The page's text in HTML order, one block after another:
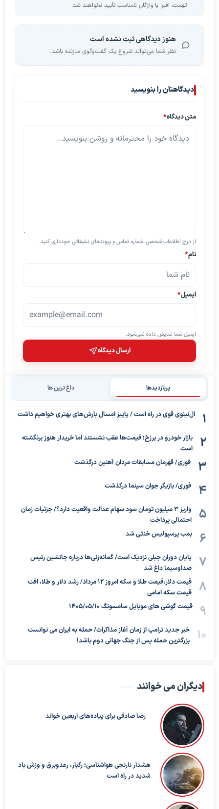
تهمت، افترا یا واژگان نامناسب تأیید نخواهند شد.
هنوز دیدگاهی ثبت نشده است
نظر شما می‌تواند شروع یک گفت‌وگوی سازنده باشد.
دیدگاهتان را بنویسید
متن دیدگاه*
از درج اطلاعات شخصی، شماره تماس و پیوندهای تبلیغاتی خودداری کنید.
نام*
ایمیل*
ایمیل شما نمایش داده نمی‌شود.
ارسال دیدگاه
پربازدیدها داغ ترین ها
ال‌نینوی قوی در راه است / پاییز امسال بارش‌های بهتری خواهیم داشت
بازار خودرو در برزخ؛ قیمت‌ها عقب نشستند اما خریدار هنوز برنگشته
است
فوری/ قهرمان مسابقات مردان آهنین درگذشت
فوری/ بازیگر جوان سینما درگذشت
واریز ۳ میلیون تومان سود سهام عدالت واقعیت دارد؟/ جزئیات زمان
احتمالی پرداخت
بمب پرسپولیس خنثی شد
پایان دوران جبلی نزدیک است/ گمانه‌زنی‌ها درباره جانشین رئیس
صداوسیما داغ شد
قیمت دلار،قیمت طلا و سکه امروز ۱۲ مرداد/ رشد دلار و طلا، افت
قیمت سکه امامی
قیمت گوشی های موبایل سامسونگ 1405/05/10
خبر جدید ترامپ از زمان آغاز مذاکرات/ حمله به ایران می توانست
بزرگترین حمله پس از جنگ جهانی دوم باشد!
دیگران می خوانند
رضا صادقی برای پیاده‌های اربعین خواند
هشدار نارنجی هواشناسی؛ رگبار، رعدوبرق و وزش باد
شدید در راه است